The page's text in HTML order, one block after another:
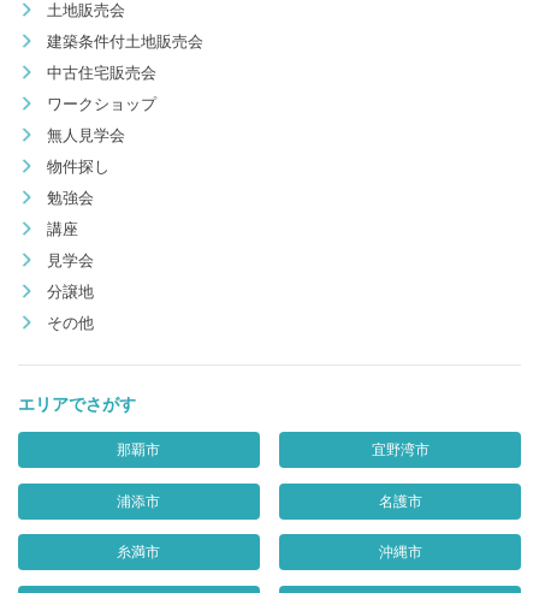
土地販売会
建築条件付土地販売会
中古住宅販売会
ワークショップ
無人見学会
物件探し
勉強会
講座
見学会
分譲地
その他
エリアでさがす
那覇市 宜野湾市
浦添市 名護市
糸満市 沖縄市